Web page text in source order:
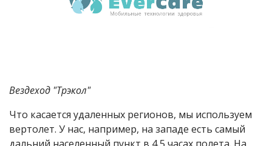
Вездеход "Трэкол"
Что касается удаленных регионов, мы используем
вертолет. У нас, например, на западе есть самый